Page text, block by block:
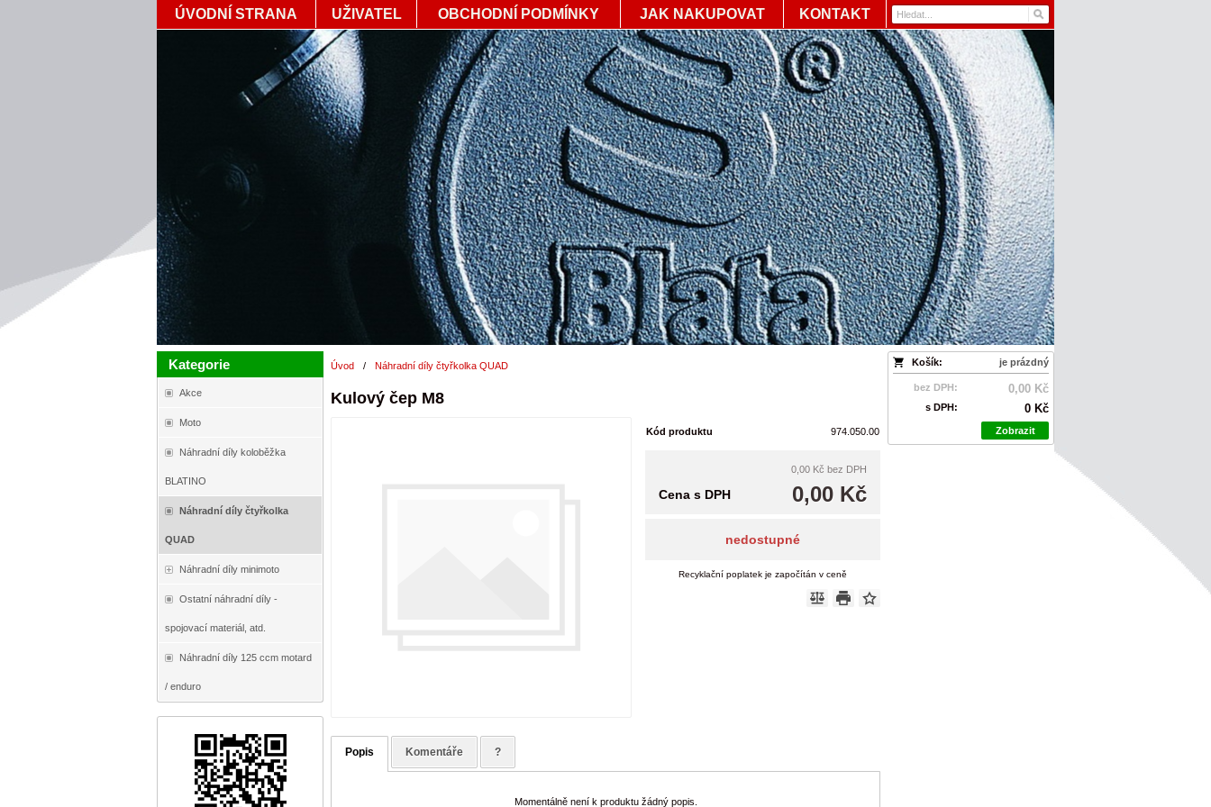
ÚVODNÍ STRANA UŽIVATEL OBCHODNÍ PODMÍNKY JAK NAKUPOVAT KONTAKT
Kategorie
Akce
Moto
Náhradní díly koloběžka
BLATINO
Náhradní díly čtyřkolka
QUAD
Náhradní díly minimoto
Ostatní náhradní díly -
spojovací materiál, atd.
Náhradní díly 125 ccm motard
/ enduro
Košík: je prázdný
bez DPH: 0,00 Kč
s DPH: 0 Kč
Zobrazit
Úvod / Náhradní díly čtyřkolka QUAD
Kulový čep M8
Kód produktu 974.050.00
0,00 Kč bez DPH
0,00 Kč
Cena s DPH
nedostupné
Recyklační poplatek je započítán v ceně
Popis Komentáře ?
Momentálně není k produktu žádný popis.